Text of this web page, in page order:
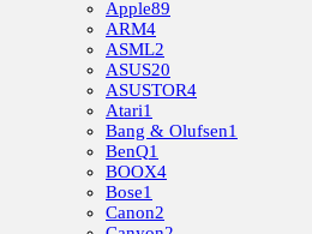
Apple89
ARM4
ASML2
ASUS20
ASUSTOR4
Atari1
Bang & Olufsen1
BenQ1
BOOX4
Bose1
Canon2